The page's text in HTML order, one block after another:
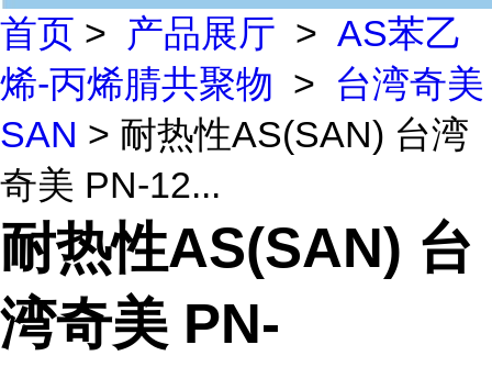
首页 > 产品展厅 > AS苯乙
烯-丙烯腈共聚物 > 台湾奇美
SAN > 耐热性AS(SAN) 台湾
奇美 PN-12...
耐热性AS(SAN) 台
湾奇美 PN-